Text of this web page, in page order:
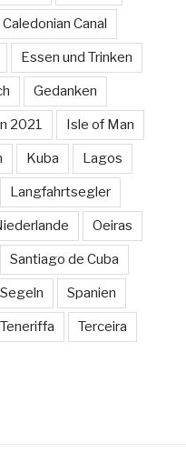
Caledonian Canal
Essen und Trinken
Gedanken
2021 Isle of Man
Kuba Lagos
Langfahrtsegler
Oeiras
Santiago de Cuba
Segeln Spanien
Teneriffa Terceira